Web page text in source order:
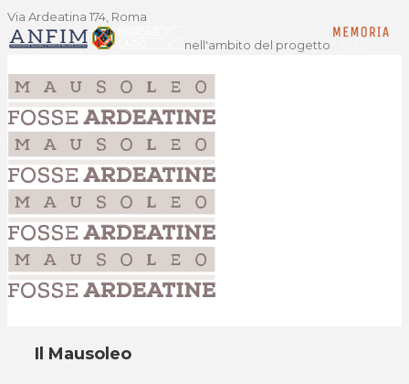
Via Ardeatina 174, Roma
nell'ambito del progetto
Il Mausoleo